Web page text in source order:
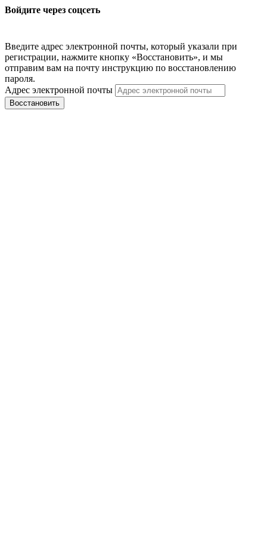
Войдите через соцсеть
Введите адрес электронной почты, который указали при
регистрации, нажмите кнопку «Восстановить», и мы
отправим вам на почту инструкцию по восстановлению
пароля.
Адрес электронной почты